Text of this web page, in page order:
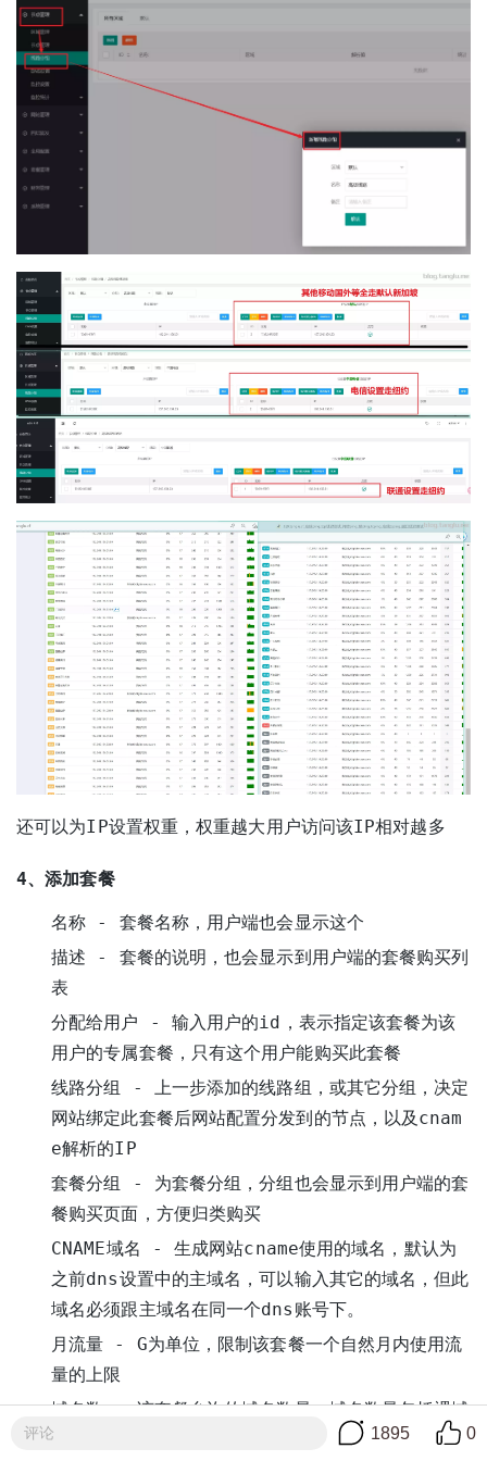
还可以为IP设置权重，权重越大用户访问该IP相对越多
4、添加套餐
名称 - 套餐名称，用户端也会显示这个
描述 - 套餐的说明，也会显示到用户端的套餐购买列
表
分配给用户 - 输入用户的id，表示指定该套餐为该
用户的专属套餐，只有这个用户能购买此套餐
线路分组 - 上一步添加的线路组，或其它分组，决定
网站绑定此套餐后网站配置分发到的节点，以及cnam
e解析的IP
套餐分组 - 为套餐分组，分组也会显示到用户端的套
餐购买页面，方便归类购买
CNAME域名 - 生成网站cname使用的域名，默认为
之前dns设置中的主域名，可以输入其它的域名，但此
域名必须跟主域名在同一个dns账号下。
月流量 - G为单位，限制该套餐一个自然月内使用流
量的上限
域名数 - 该套餐允许的域名数量，域名数量包括裸域
名及各级域名，
cdnfly.cn算
评论 1895 0